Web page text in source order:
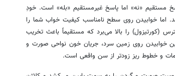
مستقیم «نه» اما پاسخ غیرمستقیم «بله» است. خودِ
اما خوابیدن روی سطح نامناسب کیفیت خواب شما را
را بالا می‌برد که مستقیماً باعث تخریب
خوابیدن روی زمین سرد، جریان خون نواحی صورت و
و خطوط ریز زودتر از سن واقعی است.